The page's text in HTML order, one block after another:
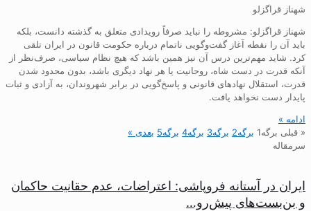
شهناز قراگزلو
شهناز قراگزلو: مشروطه را نباید صرفاً رویدادی متعلق به گذشته دانست، بلکه
باید آن را نقطه آغاز گفت‌وگویی ناتمام درباره حکومت قانون در ایران تلقی
کرد. شاید مهم‌ترین درس آن نیز همین باشد که هیچ نظام سیاسی، صرف‌نظر از
آنکه قدرت در دست شاه، روحانیت یا هر نهاد دیگری باشد، بدون محدود شدن
قدرت، استقلال نهادهای قانونی و پاسخ‌گویی در برابر شهروندان، به آزادی و ثبات
پایدار دست نخواهد یافت.
ادامه »
« قبلی برگه1 برگه2 برگه3 برگه4 برگه5 بعدی »
سرمقاله
ایران در آستانه فروپاشی: اعتراضات، عدم حقانیت حاکمان
و بن‌بست‌های پیش‌رو…